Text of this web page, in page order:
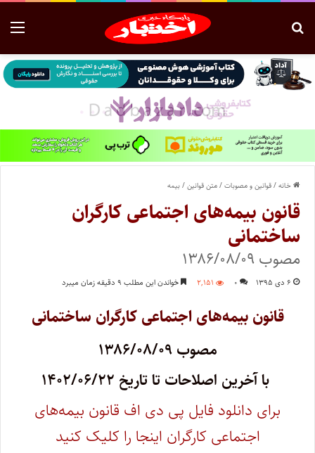
خانه/قوانین و مصوبات/متن قوانین/بیمه
قانون بیمه‌های اجتماعی کارگران
ساختمانی
مصوب ۱۳۸۶/۰۸/۰۹
۶ دی ۱۳۹۵ ۰ ۲,۱۵۱ خواندن این مطلب ۹ دقیقه زمان میبرد
قانون بیمه‌های اجتماعی کارگران ساختمانی
مصوب ۱۳۸۶/۰۸/۰۹
با آخرین اصلاحات تا تاریخ ۱۴۰۲/۰۶/۲۲
برای دانلود فایل پی دی اف قانون بیمه‌های
اجتماعی کارگران اینجا را کلیک کنید